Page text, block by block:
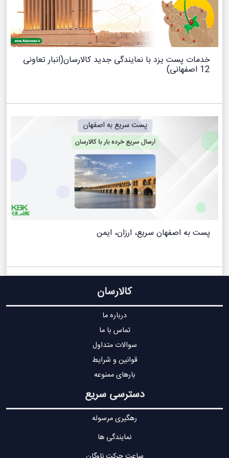
خدمات پست یزد با نمایندگی جدید کالارسان(انبار تعاونی
12 اصفهانی)
پست به اصفهان سریع، ارزان، ایمن
کالارسان
درباره ما
تماس با ما
سوالات متداول
قوانین و شرایط
بارهای ممنوعه
دسترسی سریع
رهگیری مرسوله
نمایندگی ها